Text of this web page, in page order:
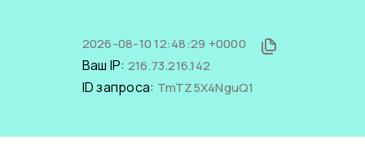
2026-08-10 12:48:29 +0000
Ваш IP: 216.73.216.142
ID запроса: TmTZ5X4NguQ1